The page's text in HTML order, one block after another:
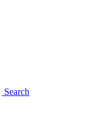
Search